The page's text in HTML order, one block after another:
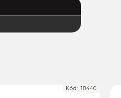
Kód: 18440